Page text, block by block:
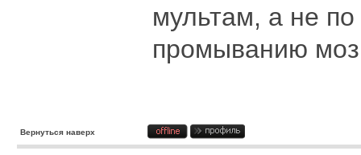
мультам, а не
промыванию
Вернуться наверх